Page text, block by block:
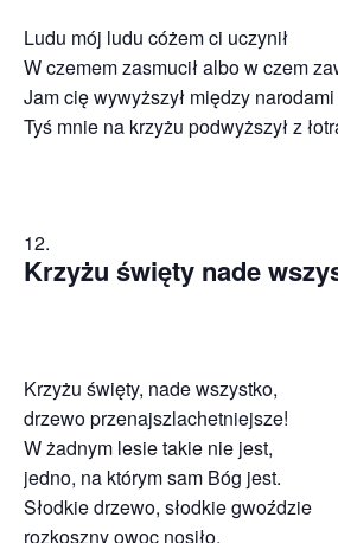
Ludu mój ludu cóżem ci uczynił
W czemem zasmucił albo w czem
Jam cię wywyższył między narodami
Tyś mnie na krzyżu podwyższył z
Krzyżu święty nade
Krzyżu święty, nade wszystko,
drzewo przenajszlachetniejsze!
W żadnym lesie takie nie jest,
jedno, na którym sam Bóg jest.
Słodkie drzewo, słodkie gwoździe
rozkoszny owoc nosiło.